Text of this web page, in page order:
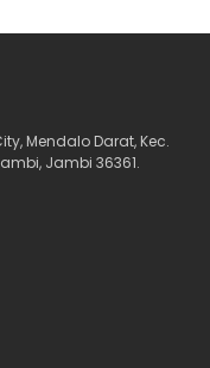
Mendalo Darat, Kec.
Jambi 36361.